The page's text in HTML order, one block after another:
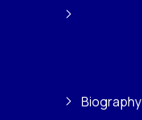
Biography